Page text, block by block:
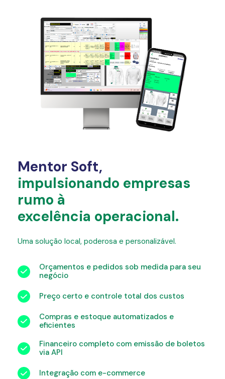
Mentor Soft,
impulsionando empresas
rumo à
excelência operacional.
Uma solução local, poderosa e personalizável.
Orçamentos e pedidos sob medida para seu
negócio
Preço certo e controle total dos custos
Compras e estoque automatizados e
eficientes
Financeiro completo com emissão de boletos
via API
Integração com e-commerce